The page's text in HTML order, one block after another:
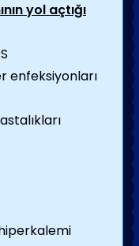
yol açtığı
enfeksiyonları